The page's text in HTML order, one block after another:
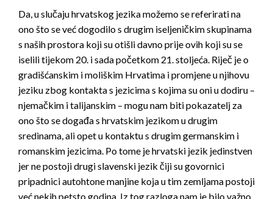
Da, u slučaju hrvatskog jezika možemo se referirati na
ono što se već dogodilo s drugim iseljeničkim skupinama
s naših prostora koji su otišli davno prije ovih koji su se
iselili tijekom 20. i sada početkom 21. stoljeća. Riječ je o
gradišćanskim i moliškim Hrvatima i promjene u njihovu
jeziku zbog kontakta s jezicima s kojima su oni u dodiru –
njemačkim i talijanskim – mogu nam biti pokazatelj za
ono što se događa s hrvatskim jezikom u drugim
sredinama, ali opet u kontaktu s drugim germanskim i
romanskim jezicima. Po tome je hrvatski jezik jedinstven
jer ne postoji drugi slavenski jezik čiji su govornici
pripadnici autohtone manjine koja u tim zemljama postoji
već nekih petsto godina. Iz tog razloga nam je bilo važno